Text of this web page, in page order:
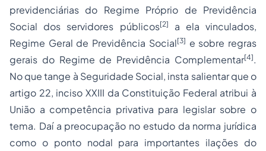
previdenciárias do Regime Próprio de Previdência
Social dos servidores públicos[2]
a ela vinculados,
Regime Geral de Previdência Social[3] e sobre regras
gerais do Regime de Previdência Complementar[4].
No que tange à Seguridade Social, insta salientar que o
artigo 22, inciso XXIII da Constituição Federal atribui à
União a competência privativa para legislar sobre o
tema. Daí a preocupação no estudo da norma jurídica
como o ponto nodal para importantes ilações do